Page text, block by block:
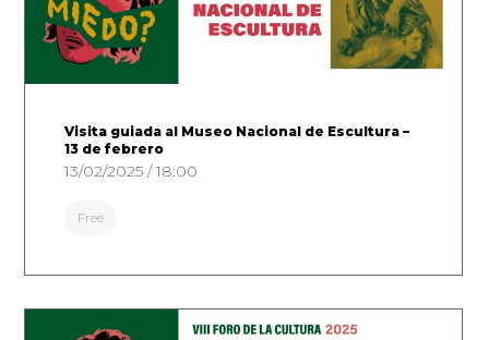
Visita guiada al Museo Nacional de Escultura –
13 de febrero
13/02/2025 / 18:00
Free